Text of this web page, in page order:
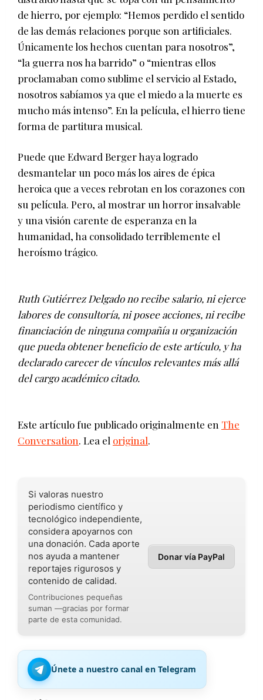
de hierro, por ejemplo: “Hemos perdido el sentido
de las demás relaciones porque son artificiales.
Únicamente los hechos cuentan para nosotros”,
“la guerra nos ha barrido” o “mientras ellos
proclamaban como sublime el servicio al Estado,
nosotros sabíamos ya que el miedo a la muerte es
mucho más intenso”. En la película, el hierro tiene
forma de partitura musical.
Puede que Edward Berger haya logrado
desmantelar un poco más los aires de épica
heroica que a veces rebrotan en los corazones con
su película. Pero, al mostrar un horror insalvable
y una visión carente de esperanza en la
humanidad, ha consolidado terriblemente el
heroísmo trágico.
Ruth Gutiérrez Delgado no recibe salario, ni ejerce
labores de consultoría, ni posee acciones, ni recibe
financiación de ninguna compañía u organización
que pueda obtener beneficio de este artículo, y ha
declarado carecer de vínculos relevantes más allá
del cargo académico citado.
Este artículo fue publicado originalmente en The
Conversation. Lea el original.
Si valoras nuestro
periodismo científico y
tecnológico independiente,
considera apoyarnos con
una donación. Cada aporte
nos ayuda a mantener
reportajes rigurosos y
contenido de calidad.
Contribuciones pequeñas
suman —gracias por formar
parte de esta comunidad.
Donar vía PayPal
Únete a nuestro canal en Telegram